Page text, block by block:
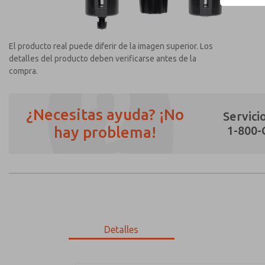
El producto real puede diferir de la imagen superior. Los
detalles del producto deben verificarse antes de la
compra.
¿Necesitas ayuda? ¡No
hay problema!
1-800-
Detalles
¿Método de Contacto Preferido?
Envíenme actualizaciones periódicas
*Sí, he leído la política de privacidad y
únicamente con fines estrictamente